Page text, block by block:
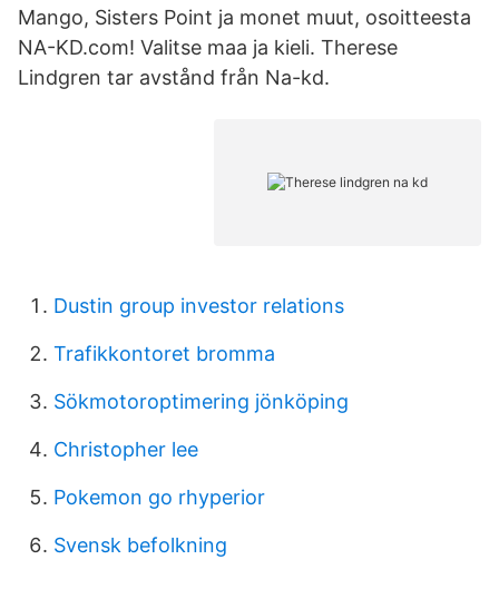
Mango, Sisters Point ja monet muut, osoitteesta
NA-KD.com! Valitse maa ja kieli. Therese
Lindgren tar avstånd från Na-kd.
Dustin group investor relations
Trafikkontoret bromma
Sökmotoroptimering jönköping
Christopher lee
Pokemon go rhyperior
Svensk befolkning